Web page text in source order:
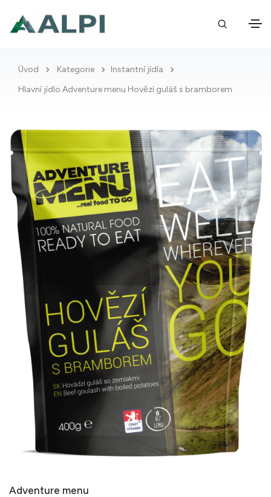
Úvod Kategorie
Instantní jídla
Hlavní jídlo Adventure menu Hovězí guláš s bramborem
Adventure menu